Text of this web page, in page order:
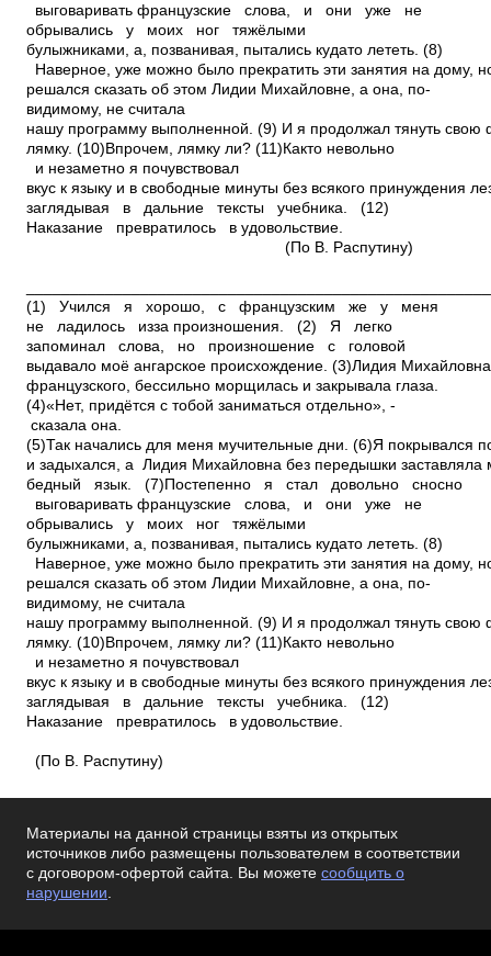
выговаривать французские слова, и они уже не
обрывались у моих ног тяжёлыми
булыжниками, а, позванивая, пытались куда­то лететь. (8)
Наверное, уже можно было прекратить эти занятия на дому,
решался сказать об этом Лидии Михайловне, а она, по­
видимому, не считала
нашу программу выполненной. (9) И я продолжал тянуть свою
лямку. (10)Впрочем, лямку ли? (11)Как­то невольно
и незаметно я почувствовал
вкус к языку и в свободные минуты без всякого принуждения
заглядывая в дальние тексты учебника. (12)
Наказание превратилось в удовольствие.
(По В. Распутину)
(1) Учился я хорошо, с французским же у меня
не ладилось из­за произношения. (2) Я легко
запоминал слова, но произношение с головой
выдавало моё ангарское происхождение. (3)Лидия
французского, бессильно морщилась и закрывала глаза.
(4)«Нет, придётся с тобой заниматься отдельно», ­
сказала она.
(5)Так начались для меня мучительные дни. (6)Я покрывался
и задыхался, а Лидия Михайловна без передышки заставляла
бедный язык. (7)Постепенно я стал довольно сносно
выговаривать французские слова, и они уже не
обрывались у моих ног тяжёлыми
булыжниками, а, позванивая, пытались куда­то лететь. (8)
Наверное, уже можно было прекратить эти занятия на дому,
решался сказать об этом Лидии Михайловне, а она, по­
видимому, не считала
нашу программу выполненной. (9) И я продолжал тянуть свою
лямку. (10)Впрочем, лямку ли? (11)Как­то невольно
и незаметно я почувствовал
вкус к языку и в свободные минуты без всякого принуждения
заглядывая в дальние тексты учебника. (12)
Наказание превратилось в удовольствие.
(По В. Распутину)
Материалы на данной страницы взяты из открытых
источников либо размещены пользователем в соответствии
с договором-офертой сайта. Вы можете сообщить о
нарушении.